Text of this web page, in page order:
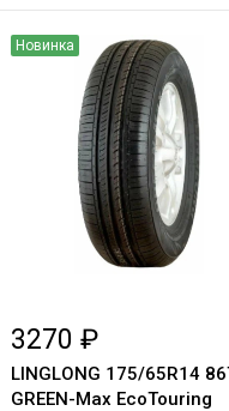
Новинка
3270 ₽
LINGLONG 175/65R14
GREEN-Max EcoTouring